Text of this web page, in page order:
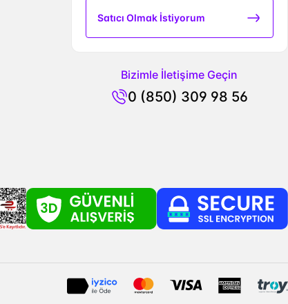
Satıcı Olmak İstiyorum
Bizimle İletişime Geçin
0 (850) 309 98 56